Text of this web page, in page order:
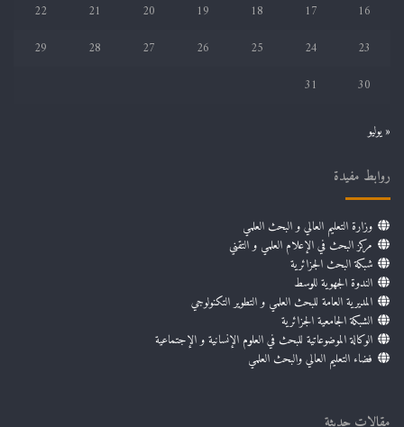
16
17
18
19
20
21
22
23
24
25
26
27
28
29
30
31
« يوليو
روابط مفيدة
وزارة التعليم العالي و البحث العلمي
مركز البحث في الإعلام العلمي و التقني
شبكة البحث الجزائرية
الندوة الجهوية للوسط
المديرية العامة للبحث العلمي و التطوير التكنولوجي
الشبكة الجامعية الجزائرية
الوكالة الموضوعاتية للبحث في العلوم الإنسانية و الإجتماعية
فضاء التعليم العالي والبحث العلمي